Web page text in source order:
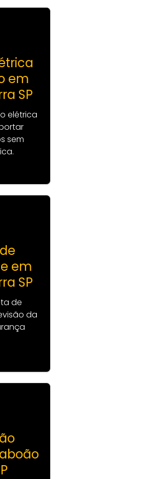
em
SP
elétrica
sem
em
SP
de
da